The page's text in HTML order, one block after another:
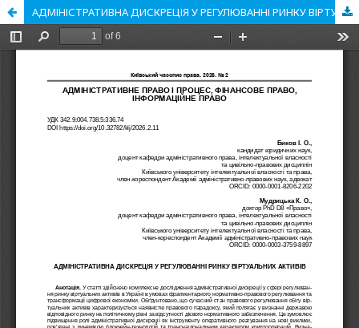
АДМІНІСТРАТИВНА ДИСКРЕЦІЯ У РЕГУЛЮВАННІ РИНКУ ВІРТУАЛЬНИХ АКТИВІВ